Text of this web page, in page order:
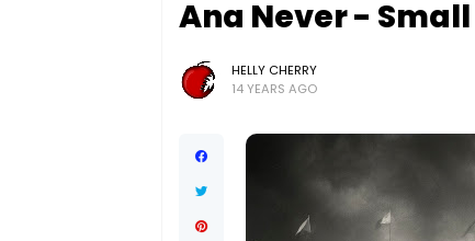
Ana Never -
HELLY CHERRY
14 YEARS AGO